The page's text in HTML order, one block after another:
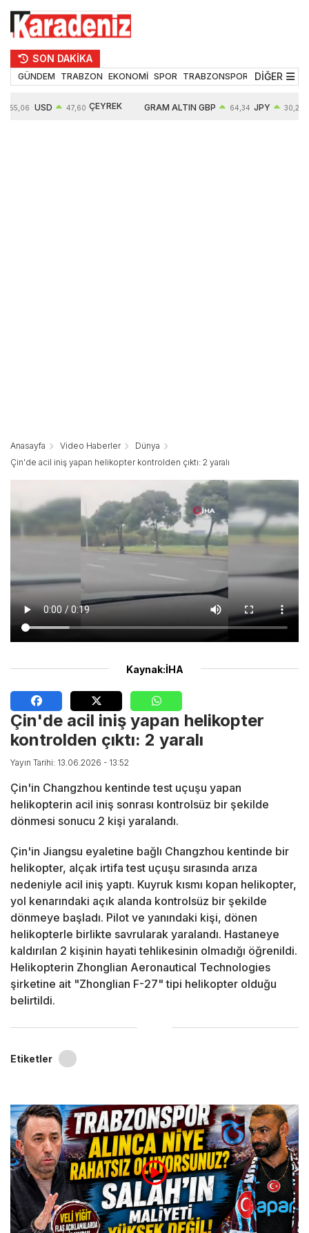
SON DAKİKA
GÜNDEM TRABZON EKONOMİ SPOR TRABZONSPOR TEKNOLOJİ
DİĞER
55,06 USD 47,60 ÇEYREK GRAM ALTIN GBP 64,34 JPY 30,28
Anasayfa Video Haberler
Dünya
Çin'de acil iniş yapan helikopter kontrolden çıktı: 2 yaralı
Kaynak:İHA
Çin'de acil iniş yapan helikopter
kontrolden çıktı: 2 yaralı
Yayın Tarihi: 13.06.2026 - 13:52
Çin'in Changzhou kentinde test uçuşu yapan
helikopterin acil iniş sonrası kontrolsüz bir şekilde
dönmesi sonucu 2 kişi yaralandı.
Çin'in Jiangsu eyaletine bağlı Changzhou kentinde bir
helikopter, alçak irtifa test uçuşu sırasında arıza
nedeniyle acil iniş yaptı. Kuyruk kısmı kopan helikopter,
yol kenarındaki açık alanda kontrolsüz bir şekilde
dönmeye başladı. Pilot ve yanındaki kişi, dönen
helikopterle birlikte savrularak yaralandı. Hastaneye
kaldırılan 2 kişinin hayati tehlikesinin olmadığı öğrenildi.
Helikopterin Zhonglian Aeronautical Technologies
şirketine ait "Zhonglian F-27" tipi helikopter olduğu
belirtildi.
Etiketler